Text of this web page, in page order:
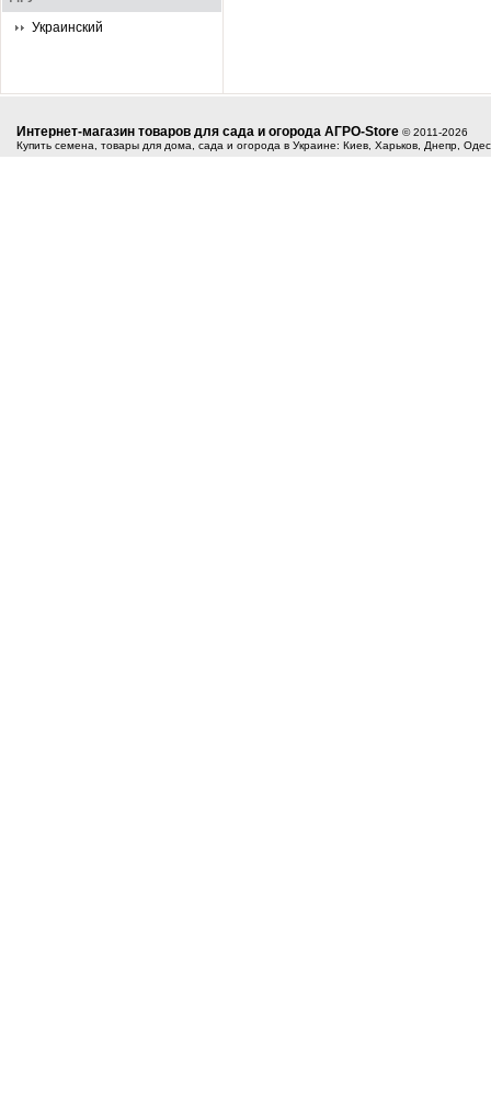
Украинский
Интернет-магазин товаров для сада и огорода АГРО-Store © 2011-2026
Купить семена, товары для дома, сада и огорода в Украине: Киев, Харьков, Днепр,